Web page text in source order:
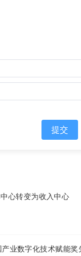
。我们学的电子
“某音”带货直播。
联网知识、经验
提交
心转变为收入中心
业数字化技术赋能奖